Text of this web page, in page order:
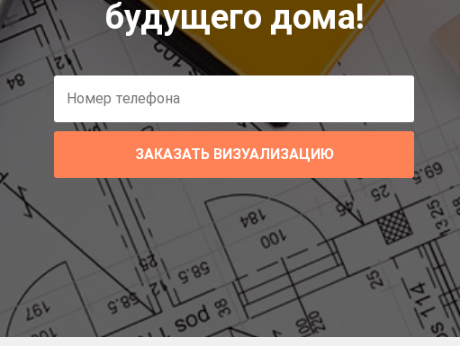
будущего дома!
ЗАКАЗАТЬ ВИЗУАЛИЗАЦИЮ